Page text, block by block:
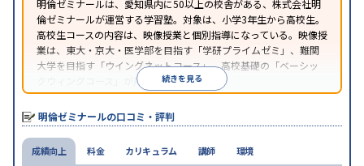
明倫ゼミナールは、愛知県内に50以上の校舎がある、株式会社明
倫ゼミナールが運営する学習塾。対象は、小学3年生から高校生。
高校生コースの内容は、映像授業と個別指導になっている。映像授
業は、東大・京大・医学部を目指す「学研プライムゼミ」、難関
大学を目指す「ウイングネットコース」、高校基礎の「ベーシッ
クウィングコース」が用意されている。
続きを見る
明倫ゼミナールの口コミ・評判
成績向上 料金 カリキュラム 講師 環境